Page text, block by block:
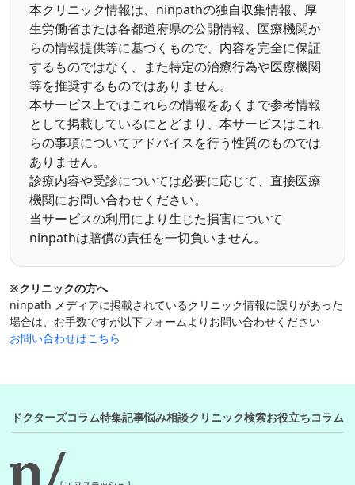
本クリニック情報は、ninpathの独自収集情報、厚
生労働省または各都道府県の公開情報、医療機関か
らの情報提供等に基づくもので、内容を完全に保証
するものではなく、また特定の治療行為や医療機関
等を推奨するものではありません。
本サービス上ではこれらの情報をあくまで参考情報
として掲載しているにとどまり、本サービスはこれ
らの事項についてアドバイスを行う性質のものでは
ありません。
診療内容や受診については必要に応じて、直接医療
機関にお問い合わせください。
当サービスの利用により生じた損害について
ninpathは賠償の責任を一切負いません。
※クリニックの方へ
ninpath メディアに掲載されているクリニック情報に誤りがあった
場合は、お手数ですが以下フォームよりお問い合わせください
お問い合わせはこちら
ドクターズコラム特集記事悩み相談クリニック検索お役立ちコラム